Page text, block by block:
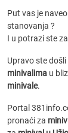
Put vas je naveo
stanovanja ?
I u potrazi ste za
Upravo ste
minivalima u
minivale.
Portal
pronaći za